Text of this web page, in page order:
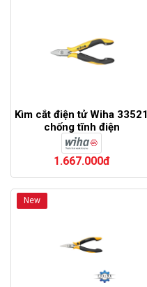
Kìm cắt điện tử Wiha 33521
chống tĩnh điện
1.667.000đ
New